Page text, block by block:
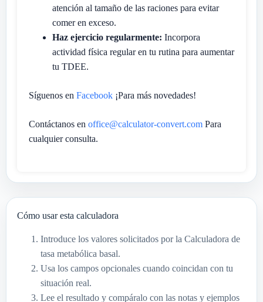
atención al tamaño de las raciones para evitar
comer en exceso.
Haz ejercicio regularmente: Incorpora
actividad física regular en tu rutina para aumentar
tu TDEE.
Síguenos en Facebook ¡Para más novedades!
Contáctanos en office@calculator-convert.com Para
cualquier consulta.
Cómo usar esta calculadora
Introduce los valores solicitados por la Calculadora de
tasa metabólica basal.
Usa los campos opcionales cuando coincidan con tu
situación real.
Lee el resultado y compáralo con las notas y ejemplos